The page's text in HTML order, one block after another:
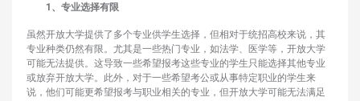
1、‌专业选择有限‌
虽然开放大学提供了多个专业供学生选择，但相对于统招高校来说，其
专业种类仍然有限。尤其是一些热门专业，如法学、医学等，开放大学
可能无法提供。这导致一些希望报考这些专业的学生只能选择其他专业
或放弃开放大学。此外，对于一些希望考公或从事特定职业的学生来
说，他们可能更希望报考与职业相关的专业，但开放大学可能无法满足